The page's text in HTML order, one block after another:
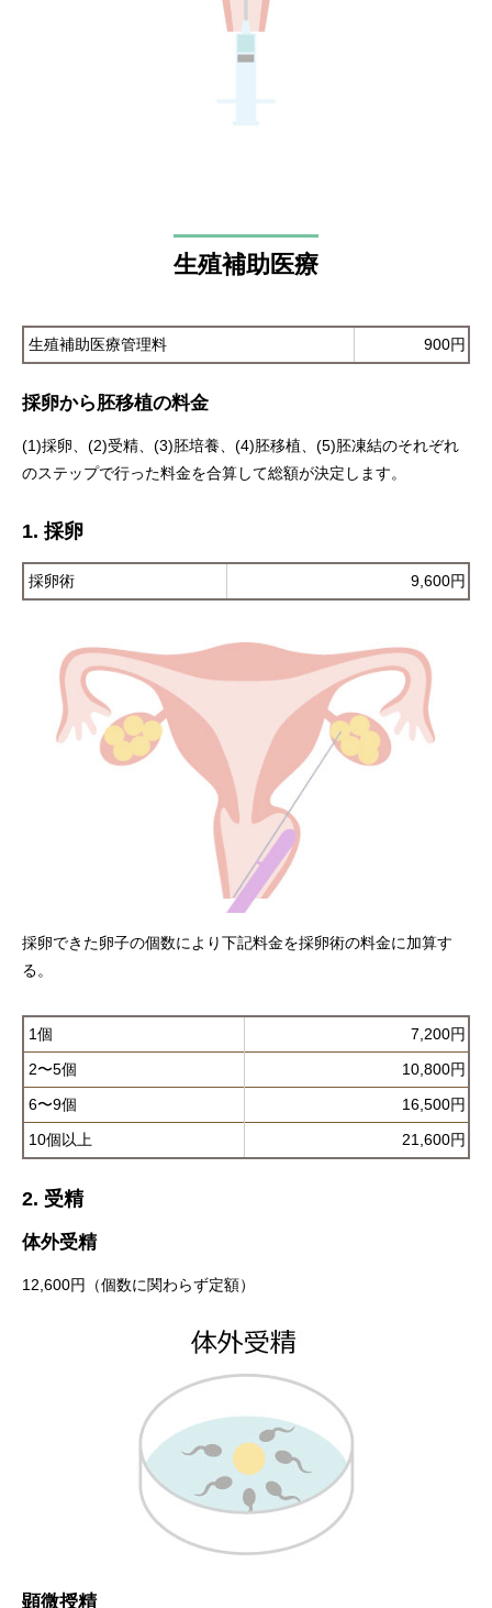
生殖補助医療
生殖補助医療管理料 900円
採卵から胚移植の料金
(1)採卵、(2)受精、(3)胚培養、(4)胚移植、(5)胚凍結のそれぞれ
のステップで行った料金を合算して総額が決定します。
1. 採卵
採卵術 9,600円
採卵できた卵子の個数により下記料金を採卵術の料金に加算す
る。
1個
7,200円
2〜5個
10,800円
6〜9個
16,500円
10個以上
21,600円
2. 受精
体外受精
12,600円（個数に関わらず定額）
顕微授精